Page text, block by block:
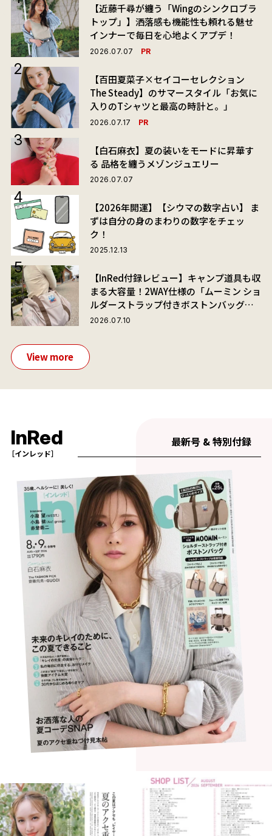
【近藤千尋が纏う「Wingのシンクロブラ
トップ」】洒落感も機能性も頼れる魅せ
インナーで毎日を心地よくアプデ！
2026.07.07 PR
【百田夏菜子×セイコーセレクション
The Steady】のサマースタイル「お気に
入りのTシャツと最高の時計と。」
2026.07.17 PR
【白石麻衣】夏の装いをモードに昇華す
る 品格を纏うメゾンジュエリー
2026.07.07
【2026年開運】【シウマの数字占い】 ま
ずは自分の身のまわりの数字をチェッ
ク！
2025.12.13
【InRed付録レビュー】キャンプ道具も収
まる大容量！2WAY仕様の「ムーミン ショ
ルダーストラップ付きボストンバッグ」
が夏旅におすすめな理由
2026.07.10
View more
InRed
［インレッド］
最新号 & 特別付録